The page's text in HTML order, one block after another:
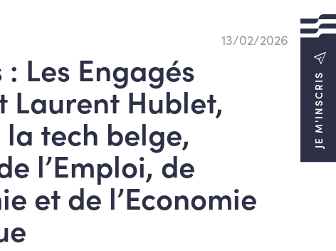
JE M'INSCRIS
13/02/2026
Les Engagés
Laurent Hublet,
tech belge,
l’Emploi, de
et de l’Economie